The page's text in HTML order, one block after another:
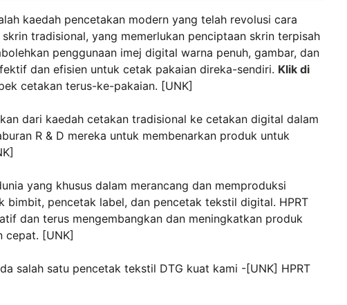
kaedah pencetakan modern yang telah revolusi cara
tradisional, yang memerlukan penciptaan skrin terpisah
penggunaan imej digital warna penuh, gambar, dan
dan efisien untuk cetak pakaian direka-sendiri. Klik di
cetakan terus-ke-pakaian. [UNK]
dari kaedah cetakan tradisional ke cetakan digital dalam
R & D mereka untuk membenarkan produk untuk
yang khusus dalam merancang dan memproduksi
bimbit, pencetak label, dan pencetak tekstil digital. HPRT
dan terus mengembangkan dan meningkatkan produk
cepat. [UNK]
salah satu pencetak tekstil DTG kuat kami -[UNK] HPRT